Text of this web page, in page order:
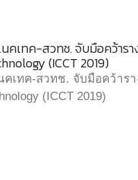
คเทค-สวทช. จับมือคว้าร
(ICCT 2019)
คเทค-สวทช. จับมือคว้าร
(ICCT 2019)